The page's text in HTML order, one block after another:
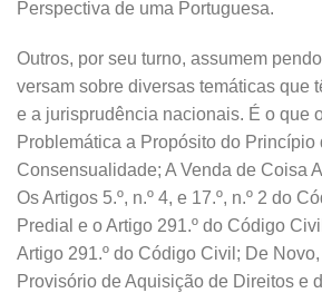
Perspectiva de uma Portuguesa.
Outros, por seu turno, assumem
versam sobre diversas temáticas que
e a jurisprudência nacionais. É o que
Problemática a Propósito do Princípio
Consensualidade; A Venda de Coisa
Os Artigos 5.º, n.º 4, e 17.º, n.º 2 do
Predial e o Artigo 291.º do Código
Artigo 291.º do Código Civil; De
Provisório de Aquisição de Direitos e